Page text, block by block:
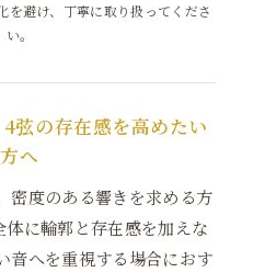
を避け、丁寧に取り扱ってくださ
い。
弦の存在感を高めたい
方へ
密度のある響きを求める方
体に輪郭と存在感を加えな
音へを重視する場合におす